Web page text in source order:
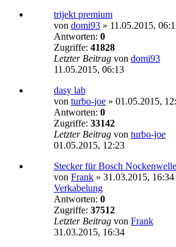
trijekt premium
von domi93 » 11.05.2015,
Antworten: 0
Zugriffe: 41828
Letzter Beitrag von domi93
11.05.2015, 06:13
dasy lab
von turbo-joe » 01.05.2015,
Antworten: 0
Zugriffe: 33142
Letzter Beitrag von turbo-joe
01.05.2015, 12:23
Stecker für Bosch
von Frank » 31.03.2015, 16:34
Verkabelung
Antworten: 0
Zugriffe: 37512
Letzter Beitrag von Frank
31.03.2015, 16:34